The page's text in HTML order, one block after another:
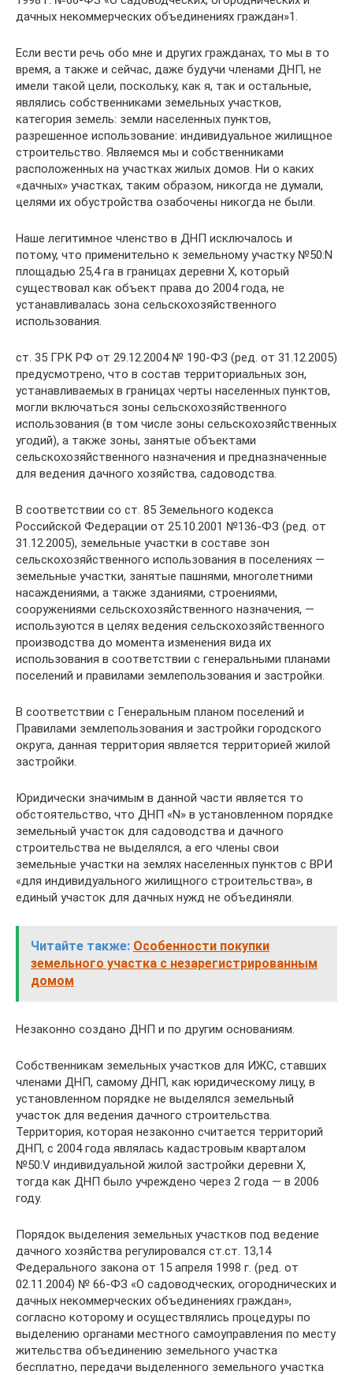
дачных некоммерческих объединениях граждан»1.
Если вести речь обо мне и других гражданах, то мы в то
время, а также и сейчас, даже будучи членами ДНП, не
имели такой цели, поскольку, как я, так и остальные,
являлись собственниками земельных участков,
категория земель: земли населенных пунктов,
разрешенное использование: индивидуальное жилищное
строительство. Являемся мы и собственниками
расположенных на участках жилых домов. Ни о каких
«дачных» участках, таким образом, никогда не думали,
целями их обустройства озабочены никогда не были.
Наше легитимное членство в ДНП исключалось и
потому, что применительно к земельному участку №50:N
площадью 25,4 га в границах деревни Х, который
существовал как объект права до 2004 года, не
устанавливалась зона сельскохозяйственного
использования.
ст. 35 ГРК РФ от 29.12.2004 № 190-ФЗ (ред. от 31.12.2005)
предусмотрено, что в состав территориальных зон,
устанавливаемых в границах черты населенных пунктов,
могли включаться зоны сельскохозяйственного
использования (в том числе зоны сельскохозяйственных
угодий), а также зоны, занятые объектами
сельскохозяйственного назначения и предназначенные
для ведения дачного хозяйства, садоводства.
В соответствии со ст. 85 Земельного кодекса
Российской Федерации от 25.10.2001 №136-ФЗ (ред. от
31.12.2005), земельные участки в составе зон
сельскохозяйственного использования в поселениях —
земельные участки, занятые пашнями, многолетними
насаждениями, а также зданиями, строениями,
сооружениями сельскохозяйственного назначения, —
используются в целях ведения сельскохозяйственного
производства до момента изменения вида их
использования в соответствии с генеральными планами
поселений и правилами землепользования и застройки.
В соответствии с Генеральным планом поселений и
Правилами землепользования и застройки городского
округа, данная территория является территорией жилой
застройки.
Юридически значимым в данной части является то
обстоятельство, что ДНП «N» в установленном порядке
земельный участок для садоводства и дачного
строительства не выделялся, а его члены свои
земельные участки на землях населенных пунктов с ВРИ
«для индивидуального жилищного строительства», в
единый участок для дачных нужд не объединяли.
Читайте также: Особенности покупки
земельного участка с незарегистрированным
домом
Незаконно создано ДНП и по другим основаниям.
Собственникам земельных участков для ИЖС, ставших
членами ДНП, самому ДНП, как юридическому лицу, в
установленном порядке не выделялся земельный
участок для ведения дачного строительства.
Территория, которая незаконно считается территорий
ДНП, с 2004 года являлась кадастровым кварталом
№50:V индивидуальной жилой застройки деревни Х,
тогда как ДНП было учреждено через 2 года — в 2006
году.
Порядок выделения земельных участков под ведение
дачного хозяйства регулировался ст.ст. 13,14
Федерального закона от 15 апреля 1998 г. (ред. от
02.11.2004) № 66-ФЗ «О садоводческих, огороднических и
дачных некоммерческих объединениях граждан»,
согласно которому и осуществлялись процедуры по
выделению органами местного самоуправления по месту
жительства объединению земельного участка
бесплатно, передачи выделенного земельного участка